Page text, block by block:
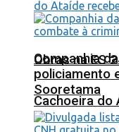
Obras na ES
Cachoeira
Companhia
policiamento
Sooretama